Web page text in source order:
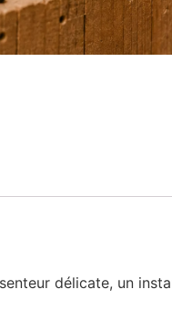
délicate, un